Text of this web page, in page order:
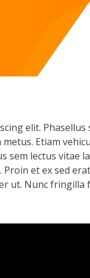
elit.
Etiam
sem lectus vitae
et ex sed
ut. Nunc fringilla